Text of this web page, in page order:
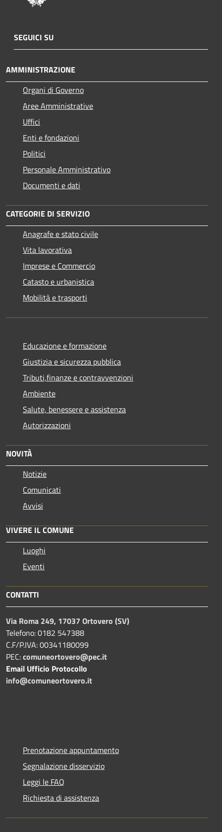
SEGUICI SU
AMMINISTRAZIONE
Organi di Governo
Aree Amministrative
Uffici
Enti e fondazioni
Politici
Personale Amministrativo
Documenti e dati
CATEGORIE DI SERVIZIO
Anagrafe e stato civile
Vita lavorativa
Imprese e Commercio
Catasto e urbanistica
Mobilità e trasporti
Educazione e formazione
Giustizia e sicurezza pubblica
Tributi,finanze e contravvenzioni
Ambiente
Salute, benessere e assistenza
Autorizzazioni
NOVITÀ
Notizie
Comunicati
Avvisi
VIVERE IL COMUNE
Luoghi
Eventi
CONTATTI
Via Roma 249, 17037 Ortovero (SV)
Telefono: 0182 547388
C.F/P.IVA: 00341180099
PEC:comuneortovero@pec.it
Email Ufficio Protocollo
info@comuneortovero.it
Prenotazione appuntamento
Segnalazione disservizio
Leggi le FAQ
Richiesta di assistenza